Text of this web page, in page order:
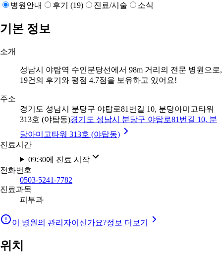
병원안내 후기 (19) 진료/시술 소식
기본 정보
소개
성남시 야탑역 수인분당선에서 98m 거리의 전문 병원으로,
19건의 후기와 평점 4.7점을 보유하고 있어요!
주소
경기도 성남시 분당구 야탑로81번길 10, 분당아미고타워
313호 (야탑동)경기도 성남시 분당구 야탑로81번길 10, 분
당아미고타워 313호 (야탑동)
진료시간
09:30에 진료 시작
전화번호
0503-5241-7782
진료과목
피부과
이 병원의 관리자이신가요?정보 더보기
위치